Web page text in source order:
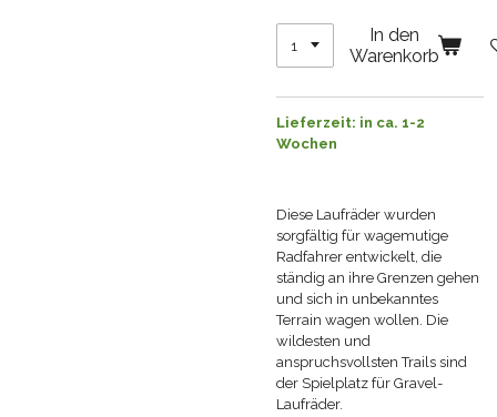
In den
Warenkorb
Lieferzeit: in ca. 1-2
Wochen
Diese Laufräder wurden
sorgfältig für wagemutige
Radfahrer entwickelt, die
ständig an ihre Grenzen gehen
und sich in unbekanntes
Terrain wagen wollen. Die
wildesten und
anspruchsvollsten Trails sind
der Spielplatz für Gravel-
Laufräder.